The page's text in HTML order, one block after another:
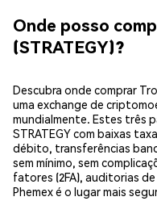
Onde posso
(STRATEGY)?
Descubra onde comprar
uma exchange de
mundialmente. Estes três
STRATEGY com baixas
débito, transferências
sem mínimo, sem
fatores (2FA), auditorias
Phemex é o lugar mais